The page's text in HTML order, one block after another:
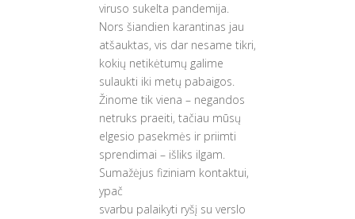
viruso sukelta pandemija.
Nors šiandien karantinas jau
atšauktas, vis dar nesame tikri,
kokių netikėtumų galime
sulaukti iki metų pabaigos.
Žinome tik viena – negandos
netruks praeiti, tačiau mūsų
elgesio pasekmės ir priimti
sprendimai – išliks ilgam.
Sumažėjus fiziniam kontaktui,
ypač
svarbu palaikyti ryšį su verslo